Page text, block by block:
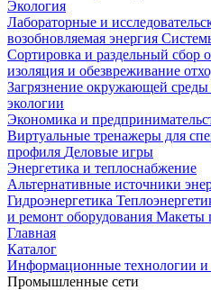
Экология
Лабораторные и
возобновляемая энергия
Сортировка и раздельный сбор
изоляция и обезвреживание
Загрязнение окружающей среды
экологии
Экономика и
Виртуальные тренажеры для
профиля Деловые игры
Энергетика и теплоснабжение
Альтернативные источники
Гидроэнергетика
и ремонт оборудования Макеты
Главная
Каталог
Информационные технологии и
Промышленные сети